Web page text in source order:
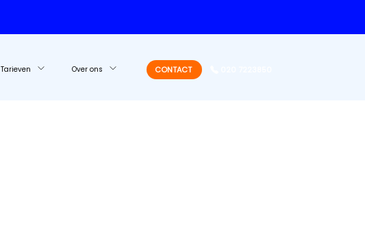
Tarieven Over ons CONTACT